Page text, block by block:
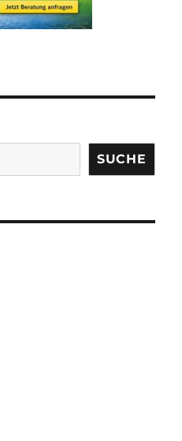
SUCHE